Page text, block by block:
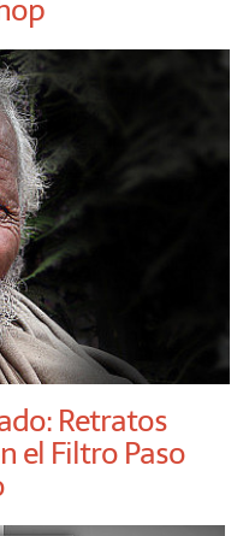
Retratos
el Filtro Paso